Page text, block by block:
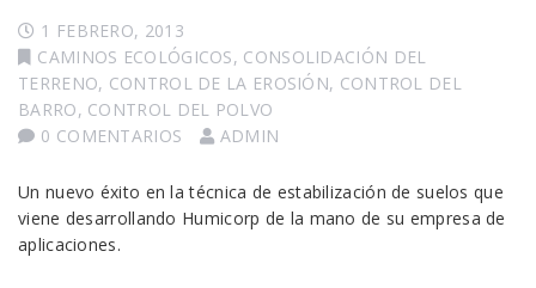
1 FEBRERO, 2013
CAMINOS ECOLÓGICOS, CONSOLIDACIÓN DEL
TERRENO, CONTROL DE LA EROSIÓN, CONTROL DEL
BARRO, CONTROL DEL POLVO
0 COMENTARIOS
ADMIN
Un nuevo éxito en la técnica de estabilización de suelos que
viene desarrollando Humicorp de la mano de su empresa de
aplicaciones.